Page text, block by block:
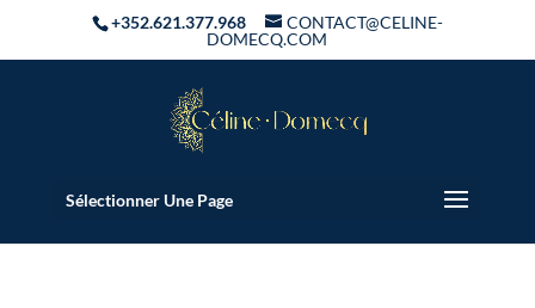
+352.621.377.968
CONTACT@CELINE-
DOMECQ.COM
Sélectionner Une Page